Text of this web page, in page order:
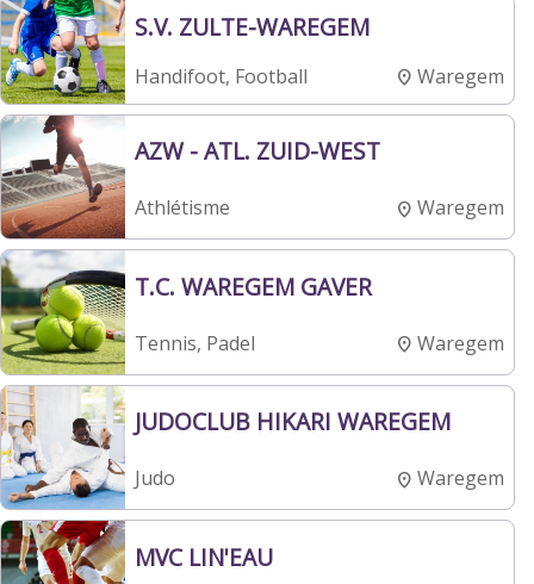
S.V. ZULTE-WAREGEM
Handifoot, Football Waregem
AZW - ATL. ZUID-WEST
Athlétisme Waregem
T.C. WAREGEM GAVER
Tennis, Padel Waregem
JUDOCLUB HIKARI WAREGEM
Judo Waregem
MVC LIN'EAU